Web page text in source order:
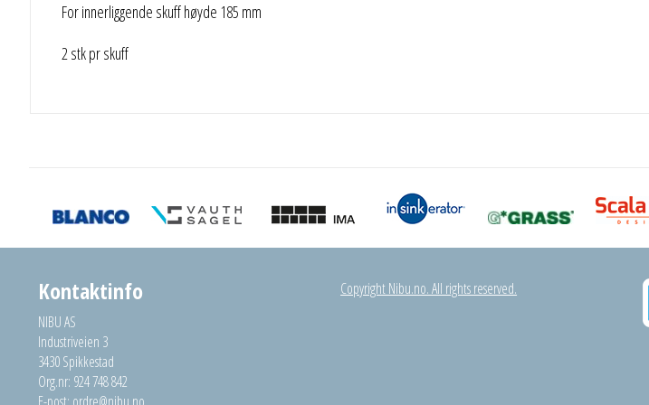
For innerliggende skuff høyde 185 mm
2 stk pr skuff
Kontaktinfo
NIBU AS
Industriveien 3
3430 Spikkestad
Org.nr: 924 748 842
Copyright Nibu.no. All rights reserved.